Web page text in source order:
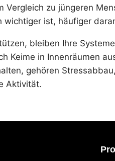
Vergleich zu jüngeren
wichtiger ist, häufiger
bleiben Ihre
Keime in Innenräumen
gehören
Aktivität.